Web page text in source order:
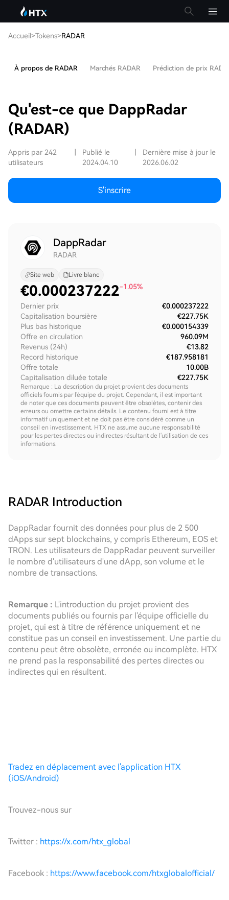
Accueil>Tokens>RADAR
À propos de RADAR Marchés RADAR Prédiction de prix
Qu'est-ce que DappRadar
(RADAR)
Appris par 242
utilisateurs
Publié le
2024.04.10
Dernière mise à jour le
2026.06.02
S'inscrire
DappRadar
RADAR
Site web Livre blanc
€0.000237222-1.05%
Dernier prix
€0.000237222
Capitalisation boursière
€227.75K
Plus bas historique
€0.000154339
Offre en circulation
960.09M
Revenus (24h)
€13.82
Record historique
€187.958181
Offre totale
10.00B
Capitalisation diluée totale
€227.75K
Remarque : La description du projet provient des documents
officiels fournis par l'équipe du projet. Cependant, il est important
de noter que ces documents peuvent être obsolètes, contenir des
erreurs ou omettre certains détails. Le contenu fourni est à titre
informatif uniquement et ne doit pas être considéré comme un
conseil en investissement. HTX ne assume aucune responsabilité
pour les pertes directes ou indirectes résultant de l'utilisation de ces
informations.
RADAR Introduction
DappRadar fournit des données pour plus de 2 500
dApps sur sept blockchains, y compris Ethereum, EOS et
TRON. Les utilisateurs de DappRadar peuvent surveiller
le nombre d'utilisateurs d'une dApp, son volume et le
nombre de transactions.
Remarque : L'introduction du projet provient des
documents publiés ou fournis par l'équipe officielle du
projet, qui est à titre de référence uniquement et ne
constitue pas un conseil en investissement. Une partie du
contenu peut être obsolète, erronée ou incomplète. HTX
ne prend pas la responsabilité des pertes directes ou
indirectes qui en résultent.
Tradez en déplacement avec l'application HTX
(iOS/Android)
Trouvez-nous sur
Twitter : https://x.com/htx_global
Facebook : https://www.facebook.com/htxglobalofficial/